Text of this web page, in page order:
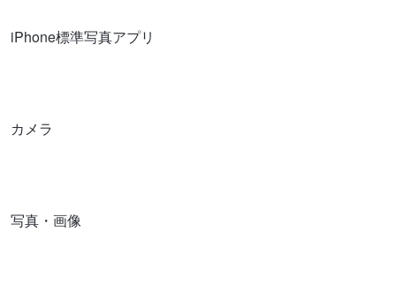
iPhone標準写真アプリ
カメラ
写真・画像